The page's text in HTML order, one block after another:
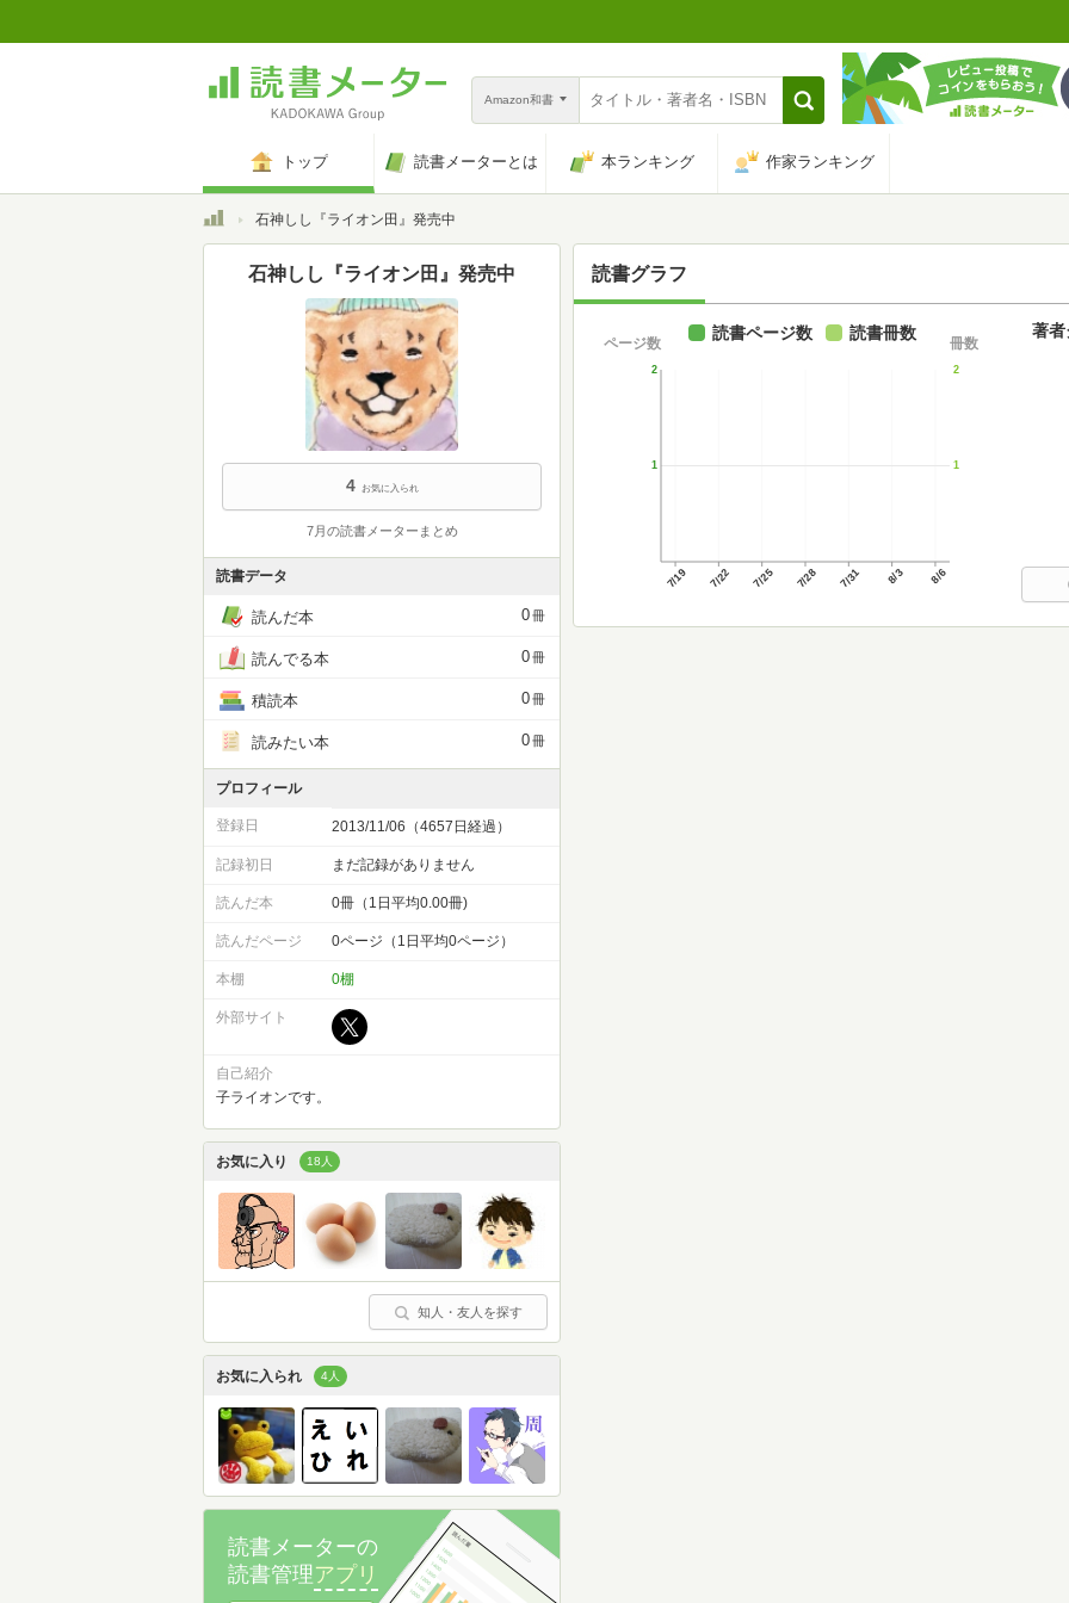
Amazon和書
トップ 読書メーターとは 本ランキング 作家ランキング
トップ石神しし『ライオン田』発売中
読書グラフ
7/19 7/22 7/25 7/28 7/31 8/3 8/6
1
2
ページ数
1
2
冊数
読書ページ数 読書冊数 著者
石神しし『ライオン田』発売中
4 お気に入られ
7月の読書メーターまとめ
読書データ
読んだ本 0冊
読んでる本 0冊
積読本 0冊
読みたい本 0冊
プロフィール
登録日 2013/11/06（4657日経過）
記録初日 まだ記録がありません
読んだ本 0冊（1日平均0.00冊)
読んだページ 0ページ（1日平均0ページ）
本棚 0棚
外部サイト
自己紹介
子ライオンです。
お気に入り 18人
知人・友人を探す
お気に入られ 4人
読書メーターの
読書管理アプリ